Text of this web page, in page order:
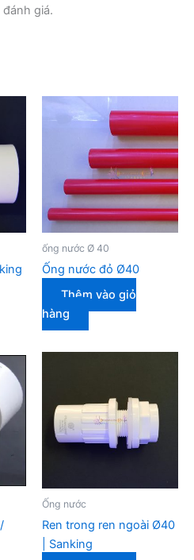
giá.
ống nước Ø 40
Ống nước đỏ Ø40
Thêm vào giỏ
hàng
Ống nước
Ren trong ren ngoài Ø40
| Sanking